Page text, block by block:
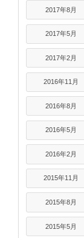
2017年8月
2017年5月
2017年2月
2016年11月
2016年8月
2016年5月
2016年2月
2015年11月
2015年8月
2015年5月